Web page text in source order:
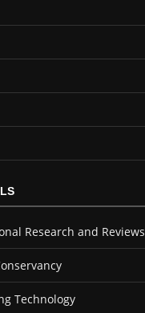
Research and Reviews
Technology